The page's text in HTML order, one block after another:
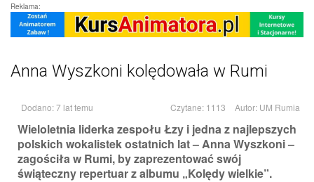
Reklama:
Anna Wyszkoni kolędowała w Rumi
Dodano: 7 lat temu Czytane: 1113 Autor: UM Rumia
Wieloletnia liderka zespołu Łzy i jedna z najlepszych
polskich wokalistek ostatnich lat – Anna Wyszkoni –
zagościła w Rumi, by zaprezentować swój
świąteczny repertuar z albumu „Kolędy wielkie”.